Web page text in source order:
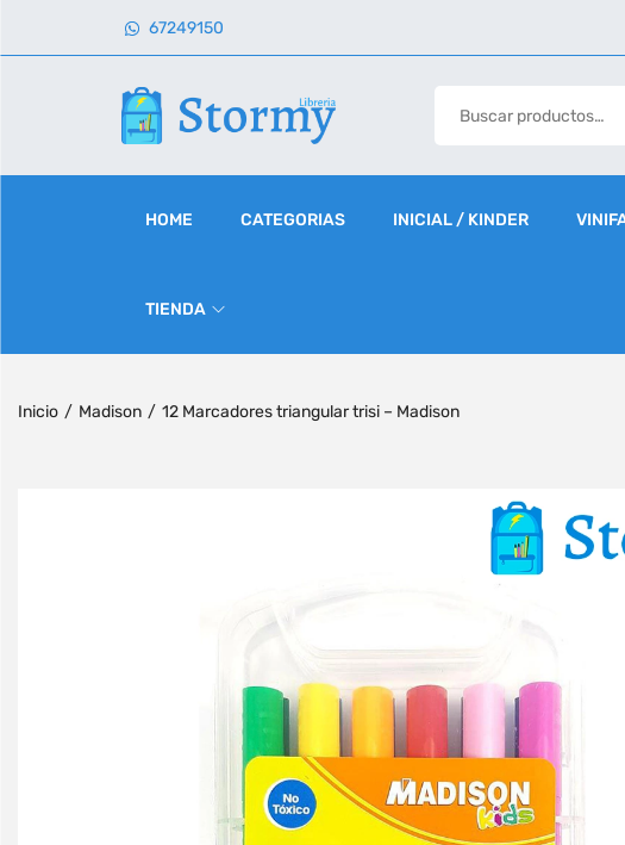
67249150
HOME CATEGORIAS INICIAL / KINDER
TIENDA
Inicio / Madison / 12 Marcadores triangular trisi – Madison